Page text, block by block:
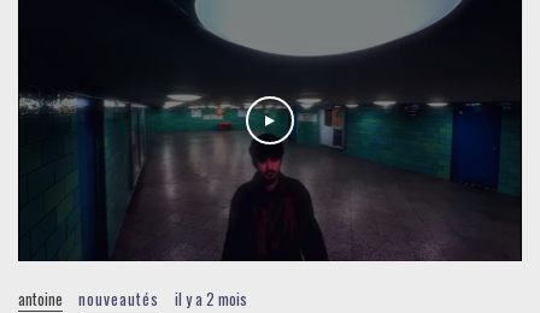
antoine nouveautés il y a 2 mois